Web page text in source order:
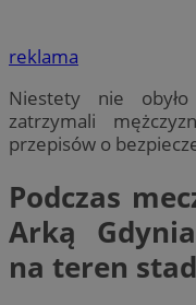
reklama
Niestety nie
zatrzymali
przepisów o
Podczas
Arką
na teren